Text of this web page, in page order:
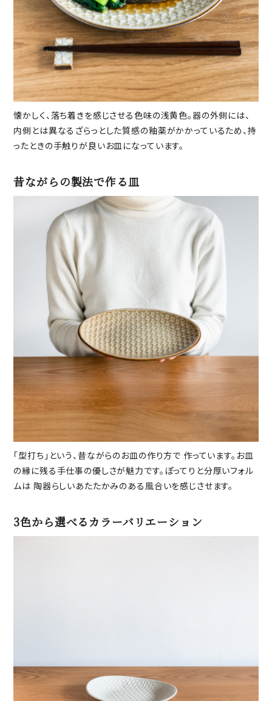
懐かしく、落ち着きを感じさせる色味の浅黄色。器の外側には、
内側とは異なるざらっとした質感の釉薬がかかっているため、持
ったときの手触りが良いお皿になっています。
昔ながらの製法で作る皿
「型打ち」という、昔ながらのお皿の作り方で 作っています。お皿
の縁に残る手仕事の優しさが魅力です。ぽってりと分厚いフォル
ムは 陶器らしいあたたかみのある風合いを感じさせます。
3色から選べるカラーバリエーション